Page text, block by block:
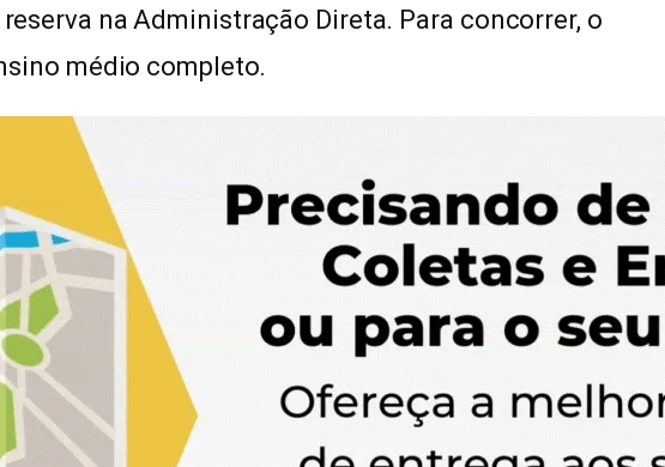
na Administração Direta. Para concorrer, o
médio completo.